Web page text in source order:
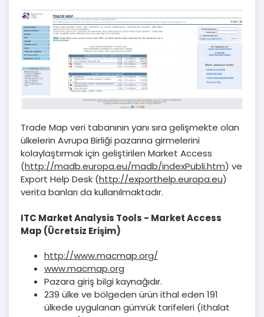
Trade Map veri tabanının yanı sıra gelişmekte olan
ülkelerin Avrupa Birliği pazarına girmelerini
kolaylaştırmak için geliştirilen Market Access
(http://madb.europa.eu/madb/indexPubli.htm) ve
Export Help Desk (http://exporthelp.europa.eu)
verita banları da kullanılmaktadır.
ITC Market Analysis Tools - Market Access
Map (Ücretsiz Erişim)
http://www.macmap.org/
www.macmap.org
Pazara giriş bilgi kaynağıdır.
239 ülke ve bölgeden ürün ithal eden 191
ülkede uygulanan gümrük tarifeleri (ithalat